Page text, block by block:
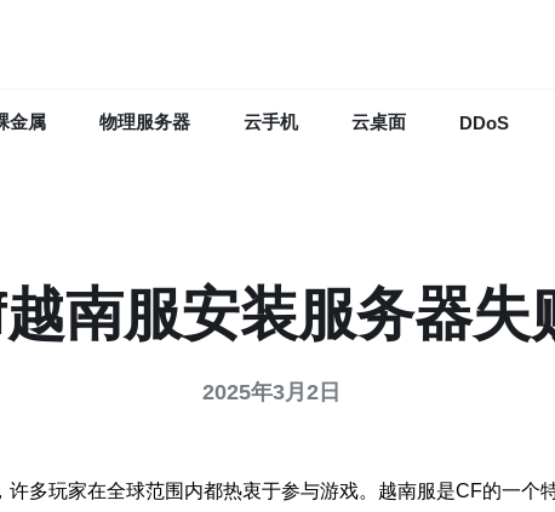
金属 物理服务器 云手机 云桌面 DDoS
南服安装服务器失
2025年3月2日
多玩家在全球范围内都热衷于参与游戏。越南服是CF的一个